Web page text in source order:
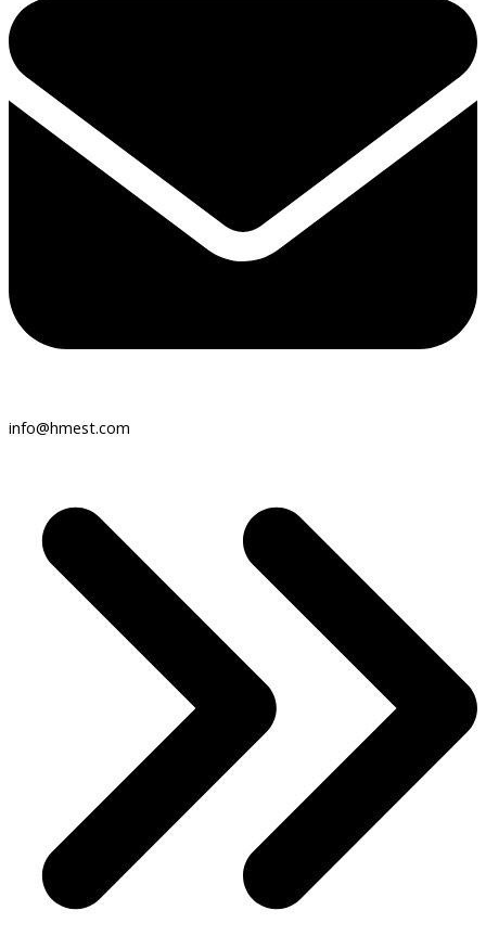
info@hmest.com